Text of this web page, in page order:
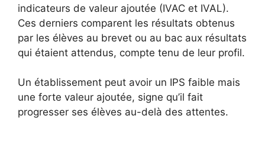
indicateurs de valeur ajoutée (IVAC et IVAL).
Ces derniers comparent les résultats obtenus
par les élèves au brevet ou au bac aux résultats
qui étaient attendus, compte tenu de leur profil.
Un établissement peut avoir un IPS faible mais
une forte valeur ajoutée, signe qu’il fait
progresser ses élèves au-delà des attentes.